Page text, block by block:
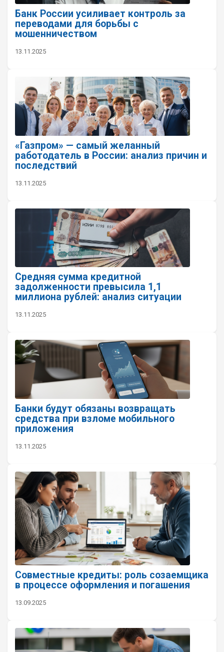
Банк России усиливает контроль за
переводами для борьбы с
мошенничеством
13.11.2025
«Газпром» — самый желанный
работодатель в России: анализ причин и
последствий
13.11.2025
Средняя сумма кредитной
задолженности превысила 1,1
миллиона рублей: анализ ситуации
13.11.2025
Банки будут обязаны возвращать
средства при взломе мобильного
приложения
13.11.2025
Совместные кредиты: роль созаемщика
в процессе оформления и погашения
13.09.2025